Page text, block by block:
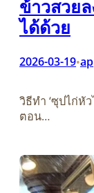
ข้าวสวยล
ได้ด้วย
2026-03-19•
วิธีทำ ‘ซุปไก่หั
ตอน…